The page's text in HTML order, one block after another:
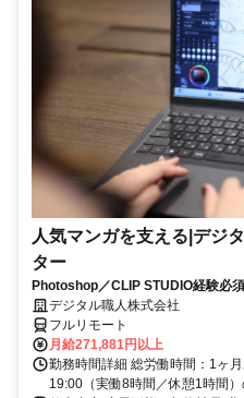
人気マンガを支える|デジ
ター
Photoshop／CLIP STUDIO経験必須
デジタル職人株式会社
フルリモート
月給271,881円以上
勤務時間詳細 総労働時間：1ヶ
19:00（実働8時間／休憩1時間）